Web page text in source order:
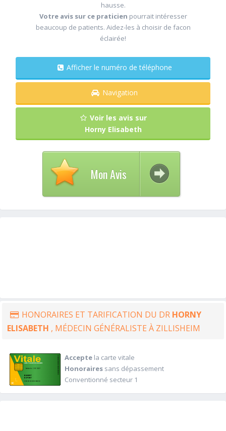
hausse.
Votre avis sur ce praticien pourrait intéresser
beaucoup de patients. Aidez-les à choisir de facon
éclairée!
Afficher le numéro de téléphone
Navigation
Voir les avis sur
Horny Elisabeth
Mon Avis
HONORAIRES ET TARIFICATION DU DR HORNY
ELISABETH , MÉDECIN GÉNÉRALISTE À ZILLISHEIM
Acceptela carte vitale
Honorairessans dépassement
Conventionné secteur 1